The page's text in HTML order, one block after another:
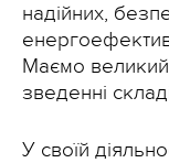
надійних,
Маємо великий
зведенні
У своїй